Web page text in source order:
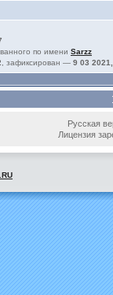
по имени Sarzz
, зафиксирован — 9 03
Русская
Лицензия